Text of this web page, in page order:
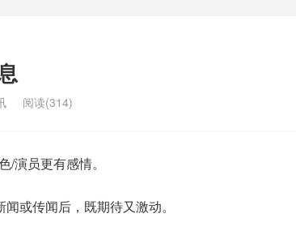
阅读(314)
演员更有感情。
或传闻后，既期待又激动。